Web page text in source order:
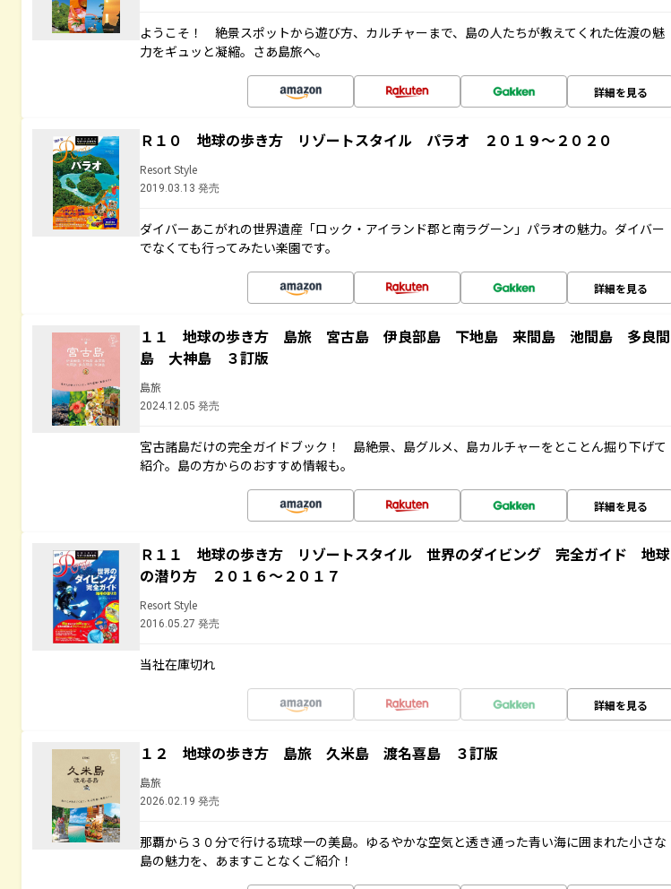
ようこそ！ 絶景スポットから遊び方、カルチャーまで、島の人たちが教えてくれた佐渡の魅
力をギュッと凝縮。さあ島旅へ。
詳細を見る
Ｒ１０ 地球の歩き方 リゾートスタイル パラオ ２０１９～２０２０
Resort Style
2019.03.13 発売
ダイバーあこがれの世界遺産「ロック・アイランド郡と南ラグーン」パラオの魅力。ダイバー
でなくても行ってみたい楽園です。
詳細を見る
１１ 地球の歩き方 島旅 宮古島 伊良部島 下地島 来間島 池間島 多良間
島 大神島 ３訂版
島旅
2024.12.05 発売
宮古諸島だけの完全ガイドブック！ 島絶景、島グルメ、島カルチャーをとことん掘り下げて
紹介。島の方からのおすすめ情報も。
詳細を見る
Ｒ１１ 地球の歩き方 リゾートスタイル 世界のダイビング 完全ガイド 地球
の潜り方 ２０１６～２０１７
Resort Style
2016.05.27 発売
当社在庫切れ
詳細を見る
１２ 地球の歩き方 島旅 久米島 渡名喜島 ３訂版
島旅
2026.02.19 発売
那覇から３０分で行ける琉球一の美島。ゆるやかな空気と透き通った青い海に囲まれた小さな
島の魅力を、あますことなくご紹介！